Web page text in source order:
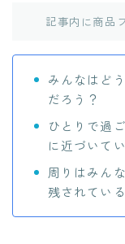
記事内に商品
みんなはど
だろう？
ひとりで過
に近づいて
周りはみん
残されてい